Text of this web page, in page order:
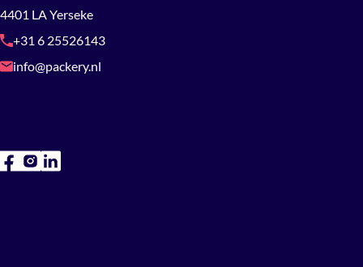
4401 LA Yerseke
+31 6 25526143
info@packery.nl